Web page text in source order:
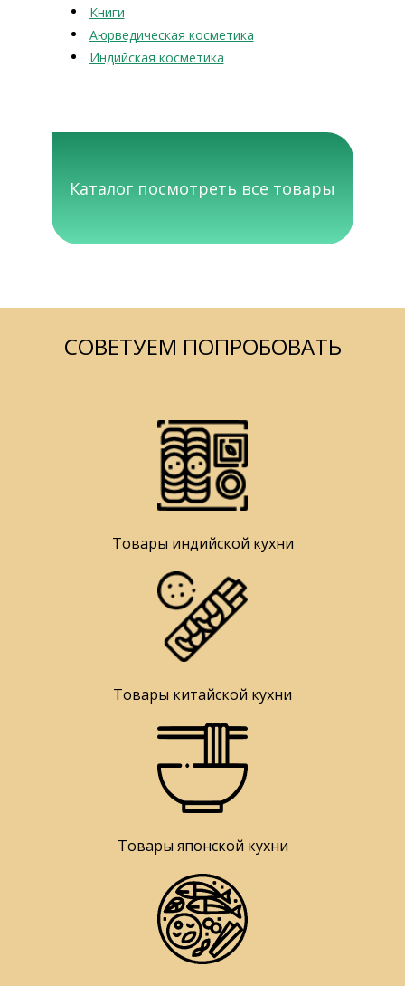
Книги
Аюрведическая косметика
Индийская косметика
Каталог посмотреть все товары
СОВЕТУЕМ ПОПРОБОВАТЬ
Товары индийской кухни
Товары китайской кухни
Товары японской кухни